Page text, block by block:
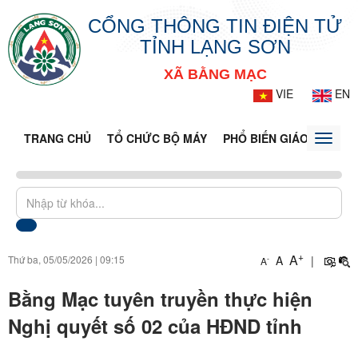
CỔNG THÔNG TIN ĐIỆN TỬ
TỈNH LẠNG SƠN
XÃ BẰNG MẠC
VIE
EN
TRANG CHỦ TỔ CHỨC BỘ MÁY PHỔ BIẾN GIÁO DỤCToggle
Thứ ba, 05/05/2026 | 09:15 A- A A+ |
Bằng Mạc tuyên truyền thực hiện
Nghị quyết số 02 của HĐND tỉnh